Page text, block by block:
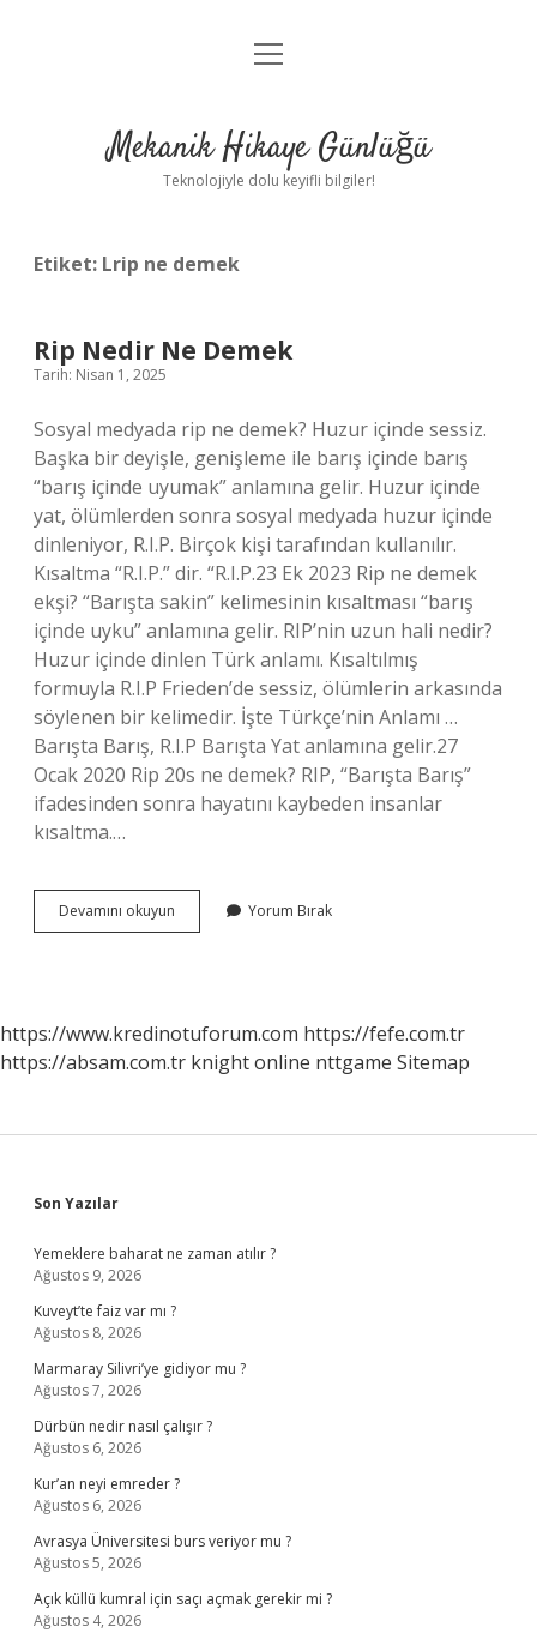
Anasayfa
Yasal Uyarı
menüyü
Mekanik Hikaye Günlüğü
Teknolojiyle dolu keyifli bilgiler!
Etiket: Lrip ne demek
Rip Nedir Ne Demek
Tarih: Nisan 1, 2025
Sosyal medyada rip ne demek? Huzur içinde sessiz.
Başka bir deyişle, genişleme ile barış içinde barış
“barış içinde uyumak” anlamına gelir. Huzur içinde
yat, ölümlerden sonra sosyal medyada huzur içinde
dinleniyor, R.I.P. Birçok kişi tarafından kullanılır.
Kısaltma “R.I.P.” dir. “R.I.P.23 Ek 2023 Rip ne demek
ekşi? “Barışta sakin” kelimesinin kısaltması “barış
içinde uyku” anlamına gelir. RIP’nin uzun hali nedir?
Huzur içinde dinlen Türk anlamı. Kısaltılmış
formuyla R.I.P Frieden’de sessiz, ölümlerin arkasında
söylenen bir kelimedir. İşte Türkçe’nin Anlamı …
Barışta Barış, R.I.P Barışta Yat anlamına gelir.27
Ocak 2020 Rip 20s ne demek? RIP, “Barışta Barış”
ifadesinden sonra hayatını kaybeden insanlar
kısaltma.…
Devamını okuyun
Nedir
Yorum Bırak
https://www.kredinotuforum.com https://fefe.com.tr
https://absam.com.tr knight online nttgame Sitemap
Sidebar
Son Yazılar
Yemeklere baharat ne zaman atılır ?
Ağustos 9, 2026
Kuveyt’te faiz var mı ?
Ağustos 8, 2026
Marmaray Silivri’ye gidiyor mu ?
Ağustos 7, 2026
Dürbün nedir nasıl çalışır ?
Ağustos 6, 2026
Kur’an neyi emreder ?
Ağustos 6, 2026
Avrasya Üniversitesi burs veriyor mu ?
Ağustos 5, 2026
Açık küllü kumral için saçı açmak gerekir mi ?
Ağustos 4, 2026